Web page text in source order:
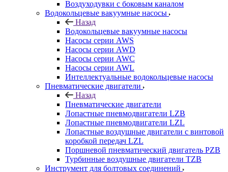
Воздуходувки с боковым каналом
Водокольцевые вакуумные насосы
Назад
Водокольцевые вакуумные насосы
Насосы серии AWS
Насосы серии AWD
Насосы серии AWC
Насосы серии AWL
Интеллектуальные водокольцевые насосы
Пневматические двигатели
Назад
Пневматические двигатели
Лопастные пневмодвигатели LZB
Лопастные пневмодвигатели LZL
Лопастные воздушные двигатели с винтовой
коробкой передач LZL
Поршневой пневматический двигатель PZB
Турбинные воздушные двигатели TZB
Инструмент для болтовых соединений